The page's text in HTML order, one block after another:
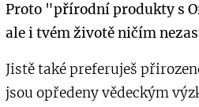
Proto "přírodní produkty s
ale i tvém životě ničím
Jistě také preferuješ
jsou opředeny vědeckým